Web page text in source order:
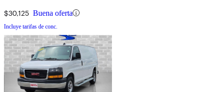
$30,125 Buena oferta
Incluye tarifas de conc.